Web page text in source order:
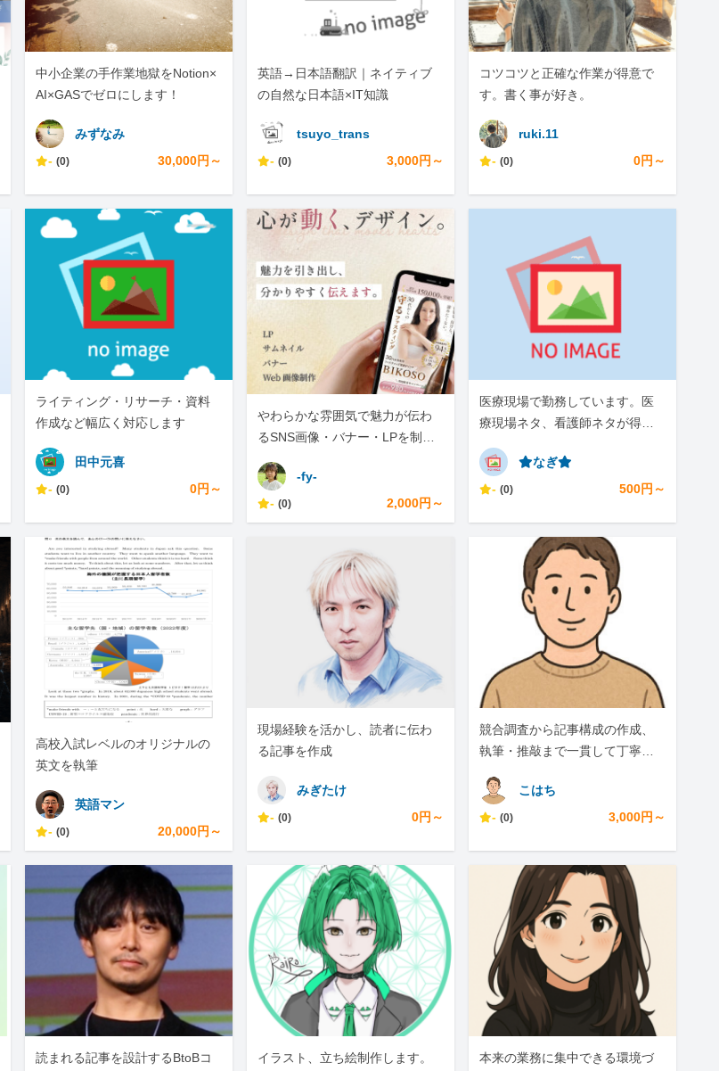
中小企業の手作業地獄をNotion×
AI×GASでゼロにします！
みずなみ
- (0) 30,000円～
英語→日本語翻訳｜ネイティブ
の自然な日本語×IT知識
tsuyo_trans
- (0) 3,000円～
コツコツと正確な作業が得意で
す。書く事が好き。
ruki.11
- (0) 0円～
ライティング・リサーチ・資料
作成など幅広く対応します
田中元喜
- (0) 0円～
やわらかな雰囲気で魅力が伝わ
るSNS画像・バナー・LPを制作
-fy-
- (0) 2,000円～
医療現場で勤務しています。医
療現場ネタ、看護師ネタが得意
⭐︎なぎ⭐︎
- (0) 500円～
高校入試レベルのオリジナルの
英文を執筆
英語マン
- (0) 20,000円～
現場経験を活かし、読者に伝わ
る記事を作成
みぎたけ
- (0) 0円～
競合調査から記事構成の作成、
執筆・推敲まで一貫して丁寧に
こはち
- (0) 3,000円～
読まれる記事を設計するBtoBコ
イラスト、立ち絵制作します。
本来の業務に集中できる環境づ